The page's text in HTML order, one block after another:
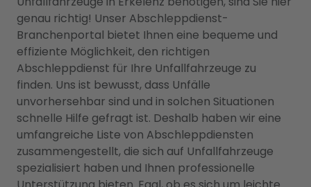
genau richtig! Unser Abschleppdienst-
Branchenportal bietet Ihnen eine bequeme und
effiziente Möglichkeit, den richtigen
Abschleppdienst für Ihre Unfallfahrzeuge zu
finden. Uns ist bewusst, dass Unfälle
unvorhersehbar sind und in solchen Situationen
schnelle Hilfe gefragt ist. Deshalb haben wir eine
umfangreiche Liste von Abschleppdiensten
zusammengestellt, die sich auf Unfallfahrzeuge
spezialisiert haben und Ihnen professionelle